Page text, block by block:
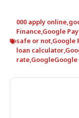
000 apply online,
Finance,Google
safe or not,Google
loan calculator,
rate,